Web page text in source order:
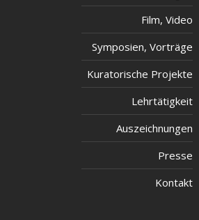
Film, Video
Symposien, Vorträge
Kuratorische Projekte
Lehrtätigkeit
Auszeichnungen
Presse
Kontakt